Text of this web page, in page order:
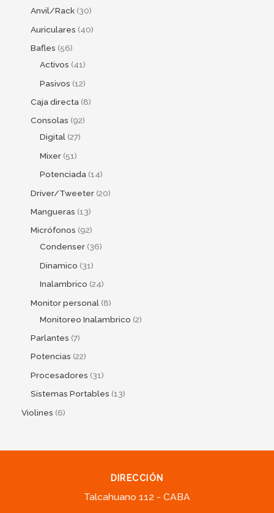
Anvil/Rack 30
Auriculares 40
Bafles 56
Activos 41
Pasivos 12
Caja directa 8
Consolas 92
Digital 27
Mixer 51
Potenciada 14
Driver/Tweeter 20
Mangueras 13
Micrófonos 92
Condenser 36
Dinamico 31
Inalambrico 24
Monitor personal 8
Monitoreo Inalambrico 2
Parlantes 7
Potencias 22
Procesadores 31
Sistemas Portables 13
Violines 6
DIRECCIÓN
Talcahuano 112 - CABA